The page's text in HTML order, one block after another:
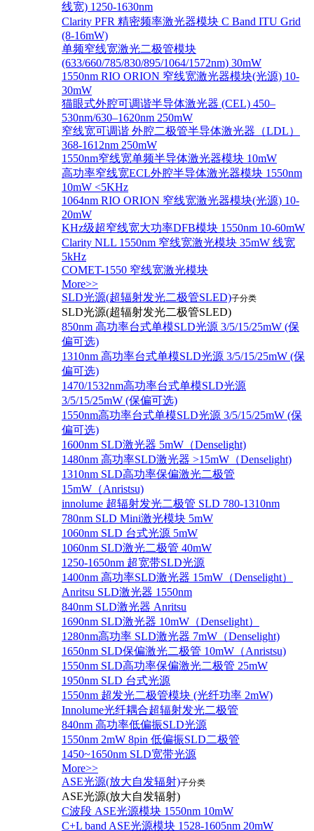
线宽) 1250-1630nm
Clarity PFR 精密频率激光器模块 C Band ITU Grid
(8-16mW)
单频窄线宽激光二极管模块
(633/660/785/830/895/1064/1572nm) 30mW
1550nm RIO ORION 窄线宽激光器模块(光源) 10-
30mW
猫眼式外腔可调谐半导体激光器 (CEL) 450–
530nm/630–1620nm 250mW
窄线宽可调谐 外腔二极管半导体激光器（LDL）
368-1612nm 250mW
1550nm窄线宽单频半导体激光器模块 10mW
高功率窄线宽ECL外腔半导体激光器模块 1550nm
10mW <5KHz
1064nm RIO ORION 窄线宽激光器模块(光源) 10-
20mW
KHz级超窄线宽大功率DFB模块 1550nm 10-60mW
Clarity NLL 1550nm 窄线宽激光模块 35mW 线宽
5kHz
COMET-1550 窄线宽激光模块
More>>
SLD光源(超辐射发光二极管SLED)子分类
SLD光源(超辐射发光二极管SLED)
850nm 高功率台式单模SLD光源 3/5/15/25mW (保
偏可选)
1310nm 高功率台式单模SLD光源 3/5/15/25mW (保
偏可选)
1470/1532nm高功率台式单模SLD光源
3/5/15/25mW (保偏可选)
1550nm高功率台式单模SLD光源 3/5/15/25mW (保
偏可选)
1600nm SLD激光器 5mW（Denselight)
1480nm 高功率SLD激光器 >15mW（Denselight)
1310nm SLD高功率保偏激光二极管
15mW（Anristsu)
innolume 超辐射发光二极管 SLD 780-1310nm
780nm SLD Mini激光模块 5mW
1060nm SLD 台式光源 5mW
1060nm SLD激光二极管 40mW
1250-1650nm 超宽带SLD光源
1400nm 高功率SLD激光器 15mW（Denselight）
Anritsu SLD激光器 1550nm
840nm SLD激光器 Anritsu
1690nm SLD激光器 10mW（Denselight）
1280nm高功率 SLD激光器 7mW（Denselight)
1650nm SLD保偏激光二极管 10mW（Anristsu)
1550nm SLD高功率保偏激光二极管 25mW
1950nm SLD 台式光源
1550nm 超发光二极管模块 (光纤功率 2mW)
Innolume光纤耦合超辐射发光二极管
840nm 高功率低偏振SLD光源
1550nm 2mW 8pin 低偏振SLD二极管
1450~1650nm SLD宽带光源
More>>
ASE光源(放大自发辐射)子分类
ASE光源(放大自发辐射)
C波段 ASE光源模块 1550nm 10mW
C+L band ASE光源模块 1528-1605nm 20mW